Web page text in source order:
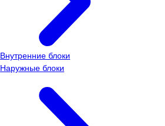
Внутренние блоки
Наружные блоки